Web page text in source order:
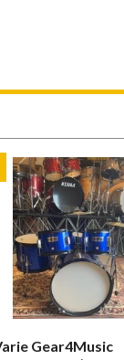
Gear4Music